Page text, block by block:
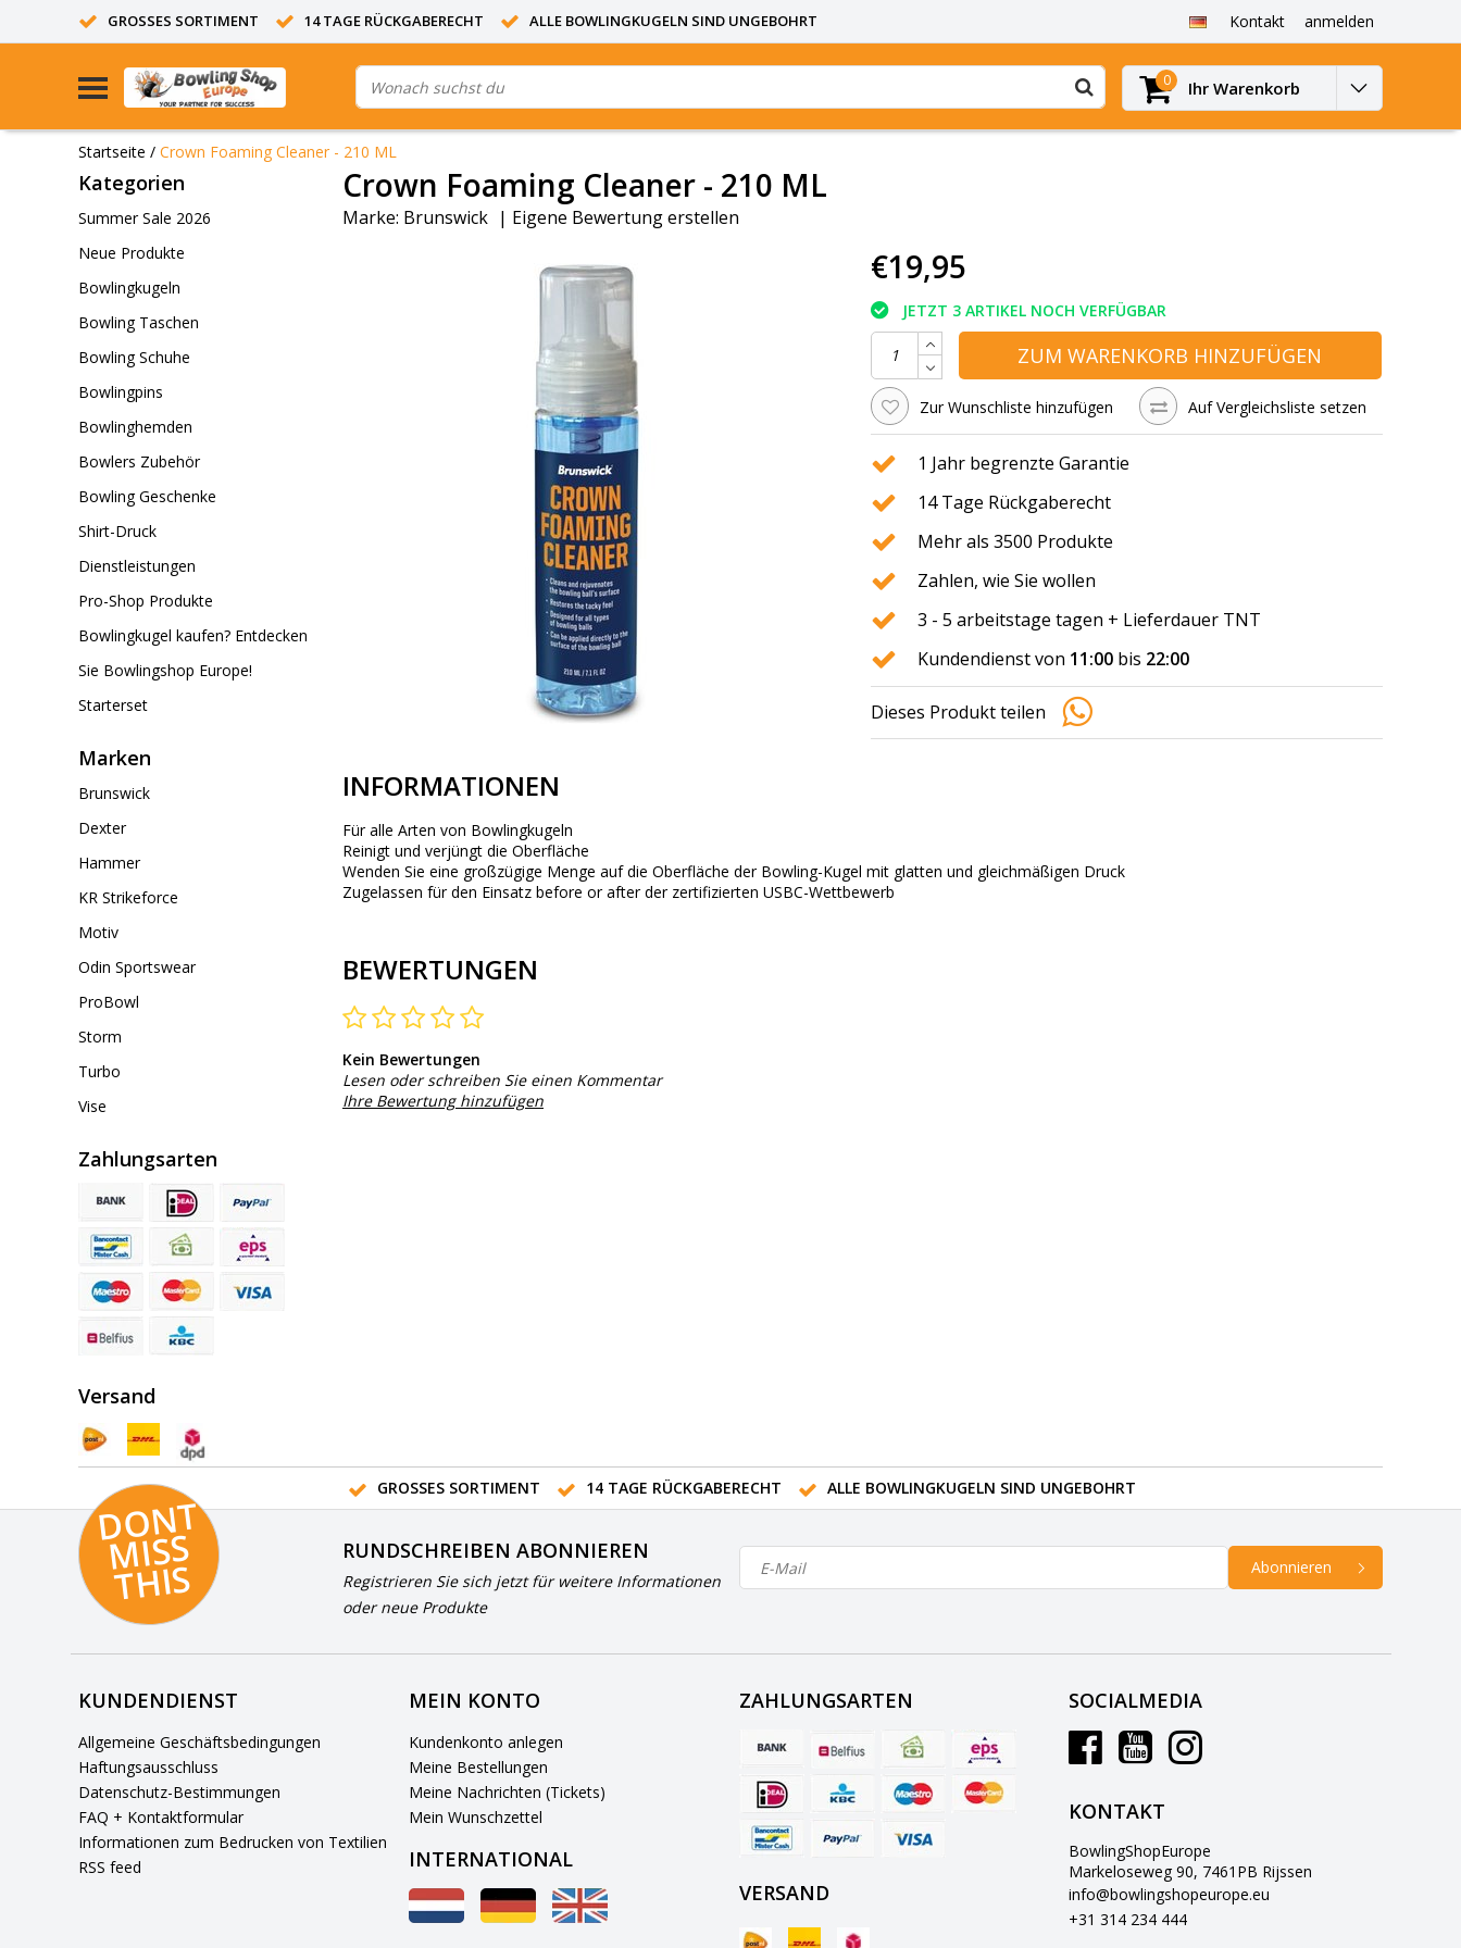
GROSSES SORTIMENT 14 TAGE RÜCKGABERECHT ALLE BOWLINGKUGELN SIND UNGEBOHRT Kontakt anmelden
0 Ihr Warenkorb
Startseite / Crown Foaming Cleaner - 210 ML
Kategorien
Summer Sale 2026
Neue Produkte
Bowlingkugeln
Bowling Taschen
Bowling Schuhe
Bowlingpins
Bowlinghemden
Bowlers Zubehör
Bowling Geschenke
Shirt-Druck
Dienstleistungen
Pro-Shop Produkte
Bowlingkugel kaufen? Entdecken
Sie Bowlingshop Europe!
Starterset
Marken
Brunswick
Dexter
Hammer
KR Strikeforce
Motiv
Odin Sportswear
ProBowl
Storm
Turbo
Vise
Zahlungsarten
Versand
Crown Foaming Cleaner - 210 ML
Marke: Brunswick | Eigene Bewertung erstellen
€19,95
JETZT 3 ARTIKEL NOCH VERFÜGBAR
ZUM WARENKORB HINZUFÜGEN
Zur Wunschliste hinzufügen Auf Vergleichsliste setzen
1 Jahr begrenzte Garantie
14 Tage Rückgaberecht
Mehr als 3500 Produkte
Zahlen, wie Sie wollen
3 - 5 arbeitstage tagen + Lieferdauer TNT
Kundendienst von 11:00 bis 22:00
Dieses Produkt teilen
INFORMATIONEN
Für alle Arten von Bowlingkugeln
Reinigt und verjüngt die Oberfläche
Wenden Sie eine großzügige Menge auf die Oberfläche der Bowling-Kugel mit glatten und gleichmäßigen Druck
Zugelassen für den Einsatz before or afterder zertifizierten USBC-Wettbewerb
BEWERTUNGEN
Kein Bewertungen
Lesen oder schreiben Sie einen Kommentar
Ihre Bewertung hinzufügen
GROSSES SORTIMENT 14 TAGE RÜCKGABERECHT ALLE BOWLINGKUGELN SIND UNGEBOHRT
D
O
N
T
MI
S
S
T
HI
S
RUNDSCHREIBEN ABONNIEREN
Registrieren Sie sich jetzt für weitere Informationen
oder neue Produkte
Abonnieren
KUNDENDIENST
Allgemeine Geschäftsbedingungen
Haftungsausschluss
Datenschutz-Bestimmungen
FAQ + Kontaktformular
Informationen zum Bedrucken von Textilien
RSS feed
MEIN KONTO
Kundenkonto anlegen
Meine Bestellungen
Meine Nachrichten (Tickets)
Mein Wunschzettel
INTERNATIONAL
ZAHLUNGSARTEN
VERSAND
SOCIALMEDIA
KONTAKT
BowlingShopEurope
Markeloseweg 90, 7461PB Rijssen
info@bowlingshopeurope.eu
+31 314 234 444